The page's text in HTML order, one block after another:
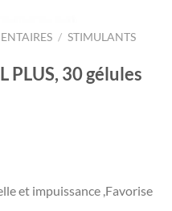
/ STIMULANTS
PLUS, 30 gélules
et impuissance ,Favorise